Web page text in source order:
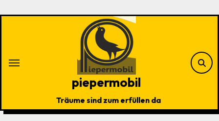
piepermobil
Träume sind zum erfüllen da